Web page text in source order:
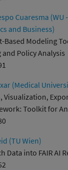
Cuaresma (WU
and Business)
Based Modeling
Policy Analysis
(Medical
Visualization,
Toolkit for
(TU Wien)
Data into FAIR AI